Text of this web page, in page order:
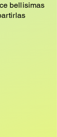
bellisimas